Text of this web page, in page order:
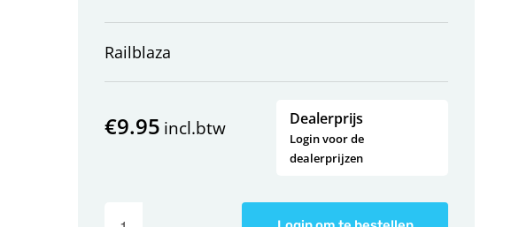
Railblaza
€9.95 incl.btw Dealerprijs
Login voor de
dealerprijzen